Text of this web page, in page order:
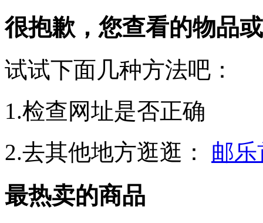
很抱歉，您查看的物品
试试下面几种方法吧：
1.检查网址是否正确
2.去其他地方逛逛：
邮
最热卖的商品